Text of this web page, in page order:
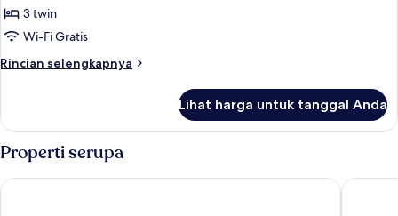
untuk
Bulan
(Garden
3 twin
Wi-Fi Gratis
Rincian selengkapnya
Rincian
Bulan
Pool
Lihat harga untuk tanggal Anda
Properti serupa
Maya Ubud Resort and Spa AYANA